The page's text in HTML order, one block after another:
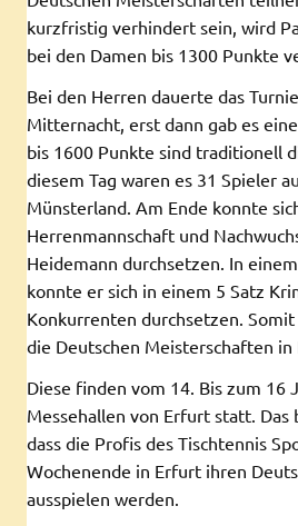
kurzfristig verhindert sein, wird
bei den Damen bis 1300 Punkte
Bei den Herren dauerte das
Mitternacht, erst dann gab es
bis 1600 Punkte sind traditionell
diesem Tag waren es 31 Spieler
Münsterland. Am Ende konnte
Herrenmannschaft und
Heidemann durchsetzen. In
konnte er sich in einem 5 Satz
Konkurrenten durchsetzen.
die Deutschen Meisterschaften
Diese finden vom 14. Bis zum 16
Messehallen von Erfurt statt. Das
dass die Profis des Tischtennis
Wochenende in Erfurt ihren
ausspielen werden.